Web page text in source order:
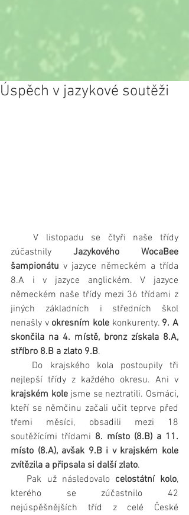
Úspěch v jazykové soutěži
V listopadu se čtyři naše třídy
zúčastnily Jazykového WocaBee
šampionátu v jazyce německém a třída
8.A i v jazyce anglickém. V jazyce
německém naše třídy mezi 36 třídami z
jiných základních i středních škol
nenašly v okresním kole konkurenty. 9. A
skončila na 4. místě, bronz získala 8.A,
stříbro 8.B a zlato 9.B.
Do krajského kola postoupily tři
krajském kole jsme se neztratili. Osmáci,
kteří se němčinu začali učit teprve před
třemi měsíci, obsadili mezi 18
soutěžícími třídami 8. místo (8.B) a 11.
místo (8.A), avšak 9.B i v krajském kole
zvítězila a připsala si další zlato.
Pak už následovalo celostátní kolo,
kterého se zúčastnilo 42
nejúspěšnějších tříd z celé České